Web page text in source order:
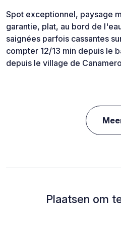
Spot exceptionnel, paysage
garantie, plat, au bord de
saignées parfois cassantes
compter 12/13 min depuis le
depuis le village de
Plaatsen om